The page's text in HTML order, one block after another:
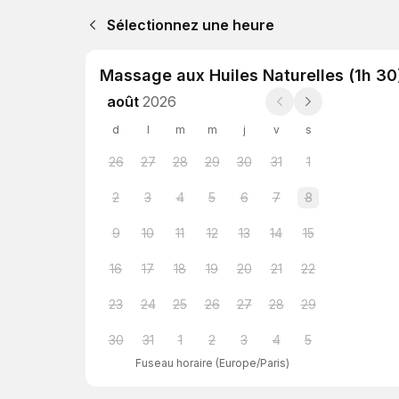
Sélectionnez une heure
Massage aux Huiles Naturelles (1h
août 2026
d l m m j v s
26 27 28 29 30 31 1
2 3 4 5 6 7 8
9 10 11 12 13 14 15
16 17 18 19 20 21 22
23 24 25 26 27 28 29
30 31 1 2 3 4 5
Fuseau horaire (Europe/Paris)